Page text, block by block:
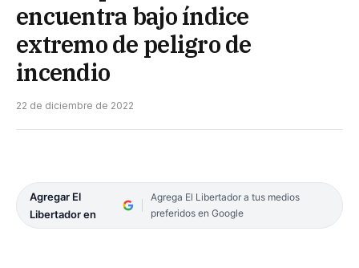
encuentra bajo índice
extremo de peligro de
incendio
22 de diciembre de 2022
Agregar El
Libertador en
Agrega El Libertador a tus medios
preferidos en Google